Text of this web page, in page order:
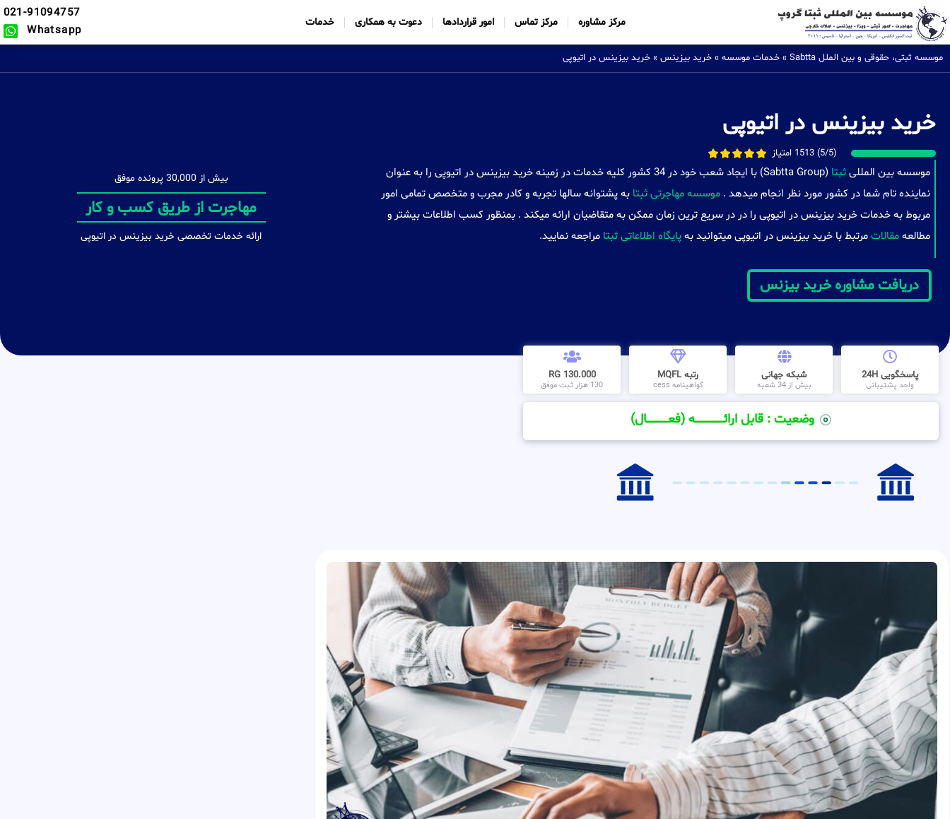
مرکز مشاوره مرکز تماس امور قراردادها دعوت به همکاری خدمات
021-91094757
Whatsapp
موسسه ثبتی، حقوقی و بین الملل Sabtta » خدمات موسسه » خرید بیزینس » خرید بیزینس در اتیوپی
خرید بیزینس در اتیوپی
(5/5) 1513 امتیاز
موسسه بین المللیثبتا
(Sabtta Group) با ایجاد شعب خود در 34 کشور کلیه خدمات در زمینه خرید بیزینس در اتیوپی را به عنوان
نماینده تام شما در کشور مورد نظر انجام میدهد . موسسه مهاجرتی ثبتا به پشتوانه سالها تجربه و کادر مجرب و متخصص تمامی امور
مربوط به خدمات خرید بیزینس در اتیوپی را در در سریع ترین زمان ممکن به متقاضیان ارائه میکند . بمنظور کسب اطلاعات بیشتر و
مطالعهمقالاتمرتبط با خرید بیزینس در اتیوپی میتوانید بهپایگاه اطلاعاتی ثبتا مراجعه نمایید.
دریافت مشاوره خرید بیزنس
بیش از 30,000 پرونده موفق
مشاوره تخصصی
ارائه خدمات تخصصی خرید بیزینس در اتیوپی
پاسخگویی 24H
واحد پشتیبانی
شبکه جهانی
بیش از 34 شعبه
رتبه MQFL
گواهینامه cess
130.000 RG
130 هزار ثبت موفق
وضعیت : قابل ارائــــــــــــــــــــه (فعـــــــــــــــال)